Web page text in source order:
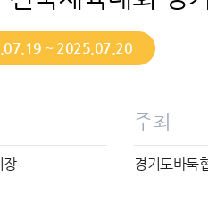
~ 2025.07.20
장
주최
경기도바둑